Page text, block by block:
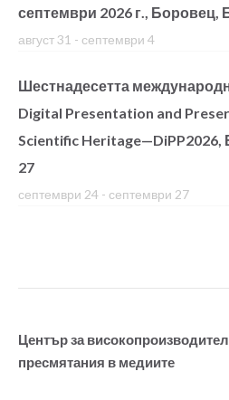
септември 2026 г., Боровец,
август 31 - септември 4
Шестнадесетта
Digital Presentation and
Scientific Heritage—DiPP2026,
27
септември 24 - септември 27
Център за
пресмятания в медиите